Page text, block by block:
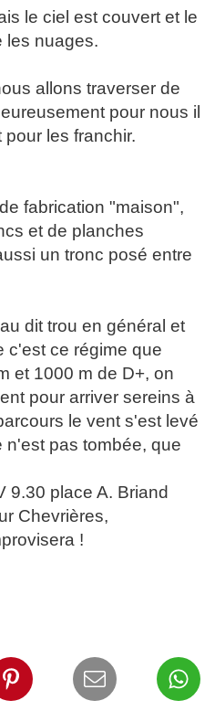
le ciel est couvert et le
les nuages.
allons traverser de
pour nous il
les franchir.
fabrication "maison",
et de planches
un tronc posé entre
dit trou en général et
c'est ce régime que
et 1000 m de D+, on
pour arriver sereins à
le vent s'est levé
n'est pas tombée, que
9.30 place A. Briand
Chevrières,
!